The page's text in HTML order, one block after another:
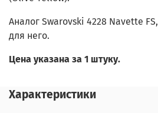
Аналог Swarovski 4228 Navette
для него.
Цена указана за 1 штуку.
Характеристики